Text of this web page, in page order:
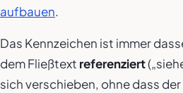
aufbauen.
Das Kennzeichen ist immer
dem Fließtext referenziert
sich verschieben, ohne dass